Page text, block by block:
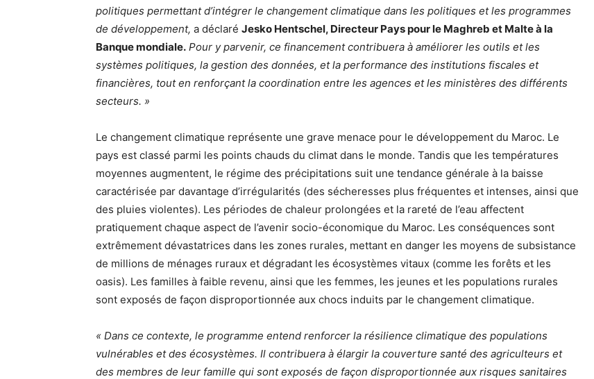
politiques permettant d’intégrer le changement climatique dans les politiques et les programmes
de développement, a déclaré Jesko Hentschel, Directeur Pays pour le Maghreb et Malte à la
Banque mondiale. Pour y parvenir, ce financement contribuera à améliorer les outils et les
systèmes politiques, la gestion des données, et la performance des institutions fiscales et
financières, tout en renforçant la coordination entre les agences et les ministères des différents
secteurs. »
Le changement climatique représente une grave menace pour le développement du Maroc. Le
pays est classé parmi les points chauds du climat dans le monde. Tandis que les températures
moyennes augmentent, le régime des précipitations suit une tendance générale à la baisse
caractérisée par davantage d’irrégularités (des sécheresses plus fréquentes et intenses, ainsi que
des pluies violentes). Les périodes de chaleur prolongées et la rareté de l’eau affectent
pratiquement chaque aspect de l’avenir socio-économique du Maroc. Les conséquences sont
extrêmement dévastatrices dans les zones rurales, mettant en danger les moyens de subsistance
de millions de ménages ruraux et dégradant les écosystèmes vitaux (comme les forêts et les
oasis). Les familles à faible revenu, ainsi que les femmes, les jeunes et les populations rurales
sont exposés de façon disproportionnée aux chocs induits par le changement climatique.
« Dans ce contexte, le programme entend renforcer la résilience climatique des populations
vulnérables et des écosystèmes. Il contribuera à élargir la couverture santé des agriculteurs et
des membres de leur famille qui sont exposés de façon disproportionnée aux risques sanitaires